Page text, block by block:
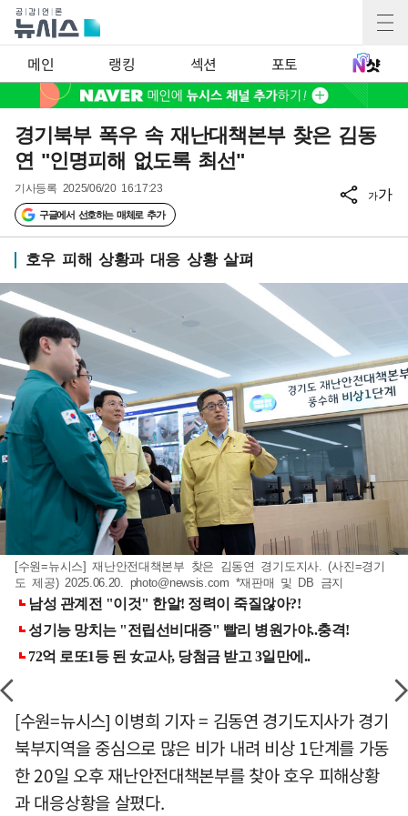
메인 랭킹 섹션 포토
경기북부 폭우 속 재난대책본부 찾은 김동
연 "인명피해 없도록 최선"
기사등록 2025/06/20 16:17:23
구글에서 선호하는 매체로 추가
가가
호우 피해 상황과 대응 상황 살펴
[수원=뉴시스] 재난안전대책본부 찾은 김동연 경기도지사. (사진=경기
도 제공) 2025.06.20. photo@newsis.com *재판매 및 DB 금지
[수원=뉴시스] 이병희 기자 = 김동연 경기도지사가 경기
북부지역을 중심으로 많은 비가 내려 비상 1단계를 가동
한 20일 오후 재난안전대책본부를 찾아 호우 피해상황
과 대응상황을 살폈다.